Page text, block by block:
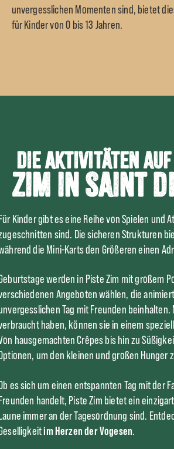
unvergesslichen Momenten sind, bietet
für Kinder von 0 bis 13 Jahren.
Die Aktivitäten
Zim in Saint
Kinder gibt es eine Reihe von Spielen und
sind. Die sicheren Strukturen
die Mini-Karts den Größeren einen
werden in Piste Zim mit großem
Angeboten wählen, die
Tag mit Freunden
haben, können sie in einem
hausgemachten Crêpes bis hin zu
um den kleinen und großen Hunger
es sich um einen entspannten Tag mit der
handelt, Piste Zim bietet ein
immer an der Tagesordnung sind.
im Herzen der Vogesen.